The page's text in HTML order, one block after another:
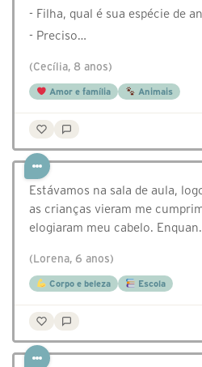
- Filha, qual é sua espécie de
- Preciso…
(Cecília, 8 anos)
Amor e família Animais
Estávamos na sala de aula,
as crianças vieram me
elogiaram meu cabelo.
(Lorena, 6 anos)
Corpo e beleza Escola